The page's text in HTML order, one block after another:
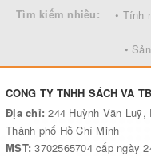
Tìm kiếm nhiều: • Tính
•
CÔNG TY TNHH SÁCH VÀ
Địa chỉ:244 Huỳnh Văn Luỹ,
Thành phố Hồ Chí Minh
MST:3702565704 cấp ngày